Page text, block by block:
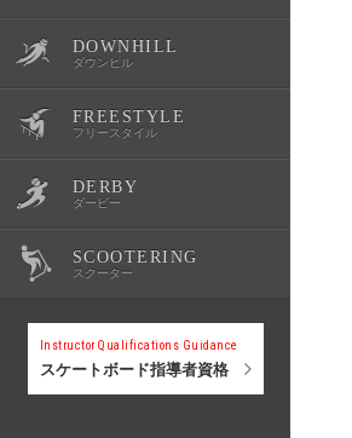
OWSR
公式記録
スクール・体験会
公式記録
大会情報
スクール・体験会
公式記録
DOWNHILL
ダウンヒル
選手紹介
大会情報
スクール・体験会
公式記録
FREESTYLE
フリースタイル
選手紹介
大会情報
スクール・体験会
DERBY
ダービー
選手紹介
大会情報SCOOTERING
スクーター
選手紹介
Instructor Qualifications Guidance
スケートボード指導者資格